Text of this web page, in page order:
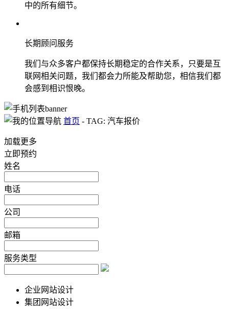
中的所有细节。
长期顾问服务
我们与众多客户都保持长期稳定的合作关系，只要是互
联网相关问题，我们都会力所能及帮助您，相信我们都
会感到相识恨晚。
首页 - TAG: 汽车报价
加载更多
立即预约
姓名
电话
公司
邮箱
服务类型
企业网站设计
集团网站设计